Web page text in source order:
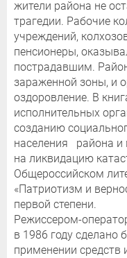
жители района не
трагедии. Рабочие
учреждений,
пенсионеры,
пострадавшим.
зараженной зоны, и
оздоровление. В
исполнительных
созданию
населения района и
на ликвидацию
Общероссийском
«Патриотизм и
первой степени.
Режиссером-
в 1986 году сделано
применении средств